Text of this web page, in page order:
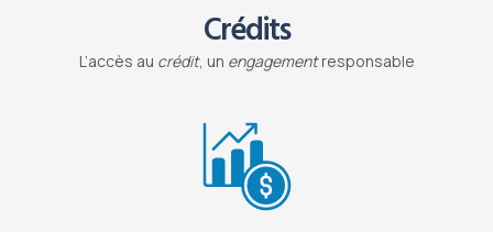
Crédits
L’accès au crédit, un engagementresponsable